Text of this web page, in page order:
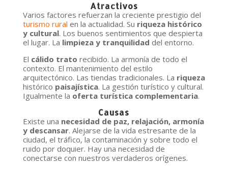
Atractivos
Varios factores refuerzan la creciente prestigio del
turismo rural en la actualidad. Su riqueza histórico
y cultural. Los buenos sentimientos que despierta
el lugar. La limpieza y tranquilidad del entorno.
El cálido trato recibido. La armonía de todo el
contexto. El mantenimiento del estilo
arquitectónico. Las tiendas tradicionales. La riqueza
histórico paisajística. La gestión turístico y cultural.
Igualmente la oferta turística complementaria.
Causas
Existe una necesidad de paz, relajación, armonía
y descansar. Alejarse de la vida estresante de la
ciudad, el tráfico, la contaminación y sobre todo el
ruido por doquier. Hay una necesidad de
conectarse con nuestros verdaderos orígenes.